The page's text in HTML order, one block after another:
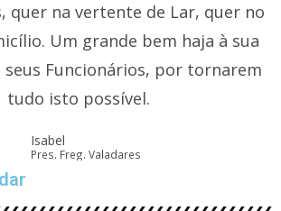
quer na vertente de Lar, quer no
Um grande bem haja à sua
seus Funcionários, por tornarem
tudo isto possível.
Isabel
Pres. Freg. Valadares